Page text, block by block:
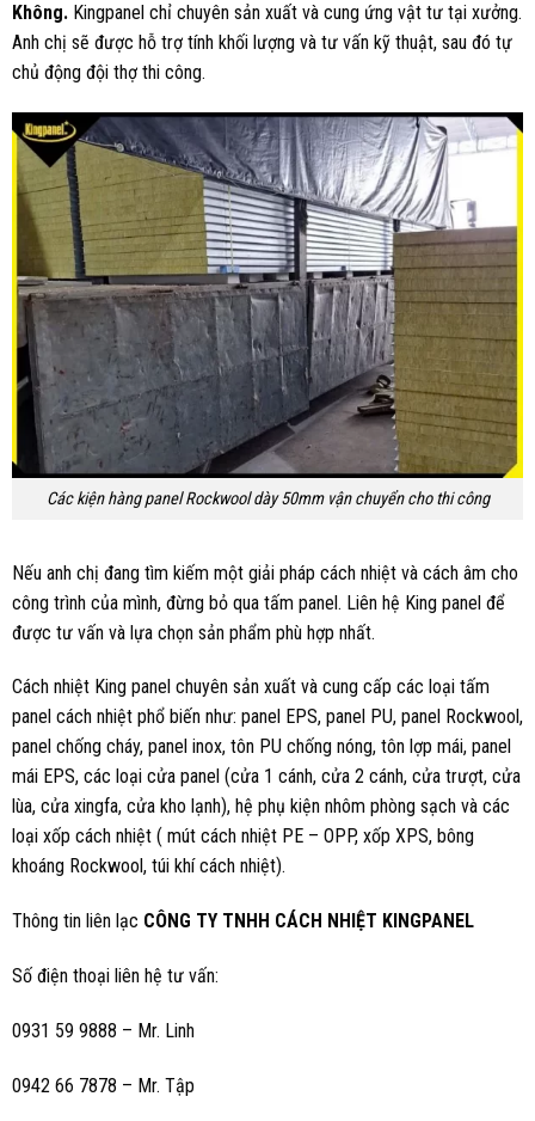
Không. Kingpanel chỉ chuyên sản xuất và cung ứng vật tư tại xưởng.
Anh chị sẽ được hỗ trợ tính khối lượng và tư vấn kỹ thuật, sau đó tự
chủ động đội thợ thi công.
Các kiện hàng panel Rockwool dày 50mm vận chuyển cho thi công
Nếu anh chị đang tìm kiếm một giải pháp cách nhiệt và cách âm cho
công trình của mình, đừng bỏ qua tấm panel. Liên hệ King panel để
được tư vấn và lựa chọn sản phẩm phù hợp nhất.
Cách nhiệt King panel chuyên sản xuất và cung cấp các loại tấm
panel cách nhiệt phổ biến như: panel EPS, panel PU, panel Rockwool,
panel chống cháy, panel inox, tôn PU chống nóng, tôn lợp mái, panel
mái EPS, các loại cửa panel (cửa 1 cánh, cửa 2 cánh, cửa trượt, cửa
lùa, cửa xingfa, cửa kho lạnh), hệ phụ kiện nhôm phòng sạch và các
loại xốp cách nhiệt ( mút cách nhiệt PE – OPP, xốp XPS, bông
khoáng Rockwool, túi khí cách nhiệt).
Thông tin liên lạc CÔNG TY TNHH CÁCH NHIỆT KINGPANEL
Số điện thoại liên hệ tư vấn:
0931 59 9888 – Mr. Linh
0942 66 7878 – Mr. Tập